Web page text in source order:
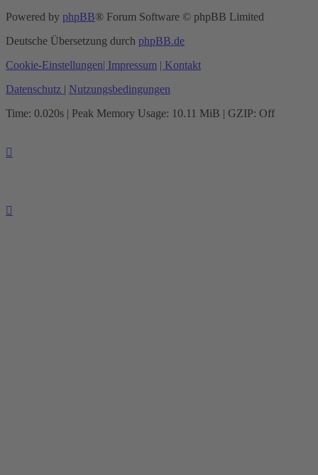
Powered by phpBB® Forum Software © phpBB Limited
Deutsche Übersetzung durch phpBB.de
Cookie-Einstellungen| Impressum | Kontakt
Datenschutz | Nutzungsbedingungen
Time: 0.020s | Peak Memory Usage: 10.11 MiB | GZIP: Off